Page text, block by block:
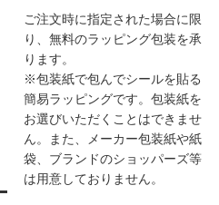
ご注文時に指定された場合に限
り、無料のラッピング包装を承
ります。
※包装紙で包んでシールを貼る
簡易ラッピングです。包装紙を
お選びいただくことはできませ
ん。また、メーカー包装紙や紙
袋、ブランドのショッパーズ等
は用意しておりません。